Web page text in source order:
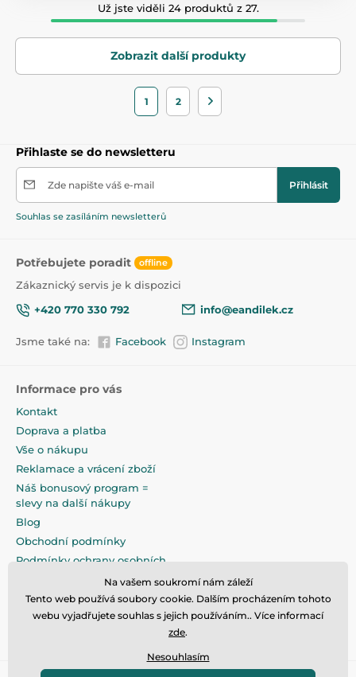
Už jste viděli 24 produktů z 27.
Zobrazit další produkty
1 2
Přihlaste se do newsletteru
Zde napište váš e-mail Přihlásit
Souhlas se zasíláním newsletterů
Potřebujete poradit offline
Zákaznický servis je k dispozici
+420 770 330 792
info@eandilek.cz
Jsme také na: Facebook Instagram
Informace pro vás
Kontakt
Doprava a platba
Vše o nákupu
Reklamace a vrácení zboží
Náš bonusový program =
slevy na další nákupy
Blog
Obchodní podmínky
Podmínky ochrany osobních
Na pečlivé zabalení klademe
maximální důraz
Na vašem soukromí nám záleží
Tento web používá soubory cookie. Dalším procházením tohoto
webu vyjadřujete souhlas s jejich používáním.. Více informací
zde.
Nesouhlasím